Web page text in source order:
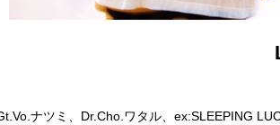
ナツミ、Dr.Cho.ワタル、ex:SLEEPING